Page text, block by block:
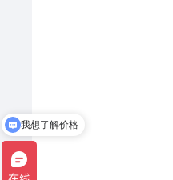
我想了解价格